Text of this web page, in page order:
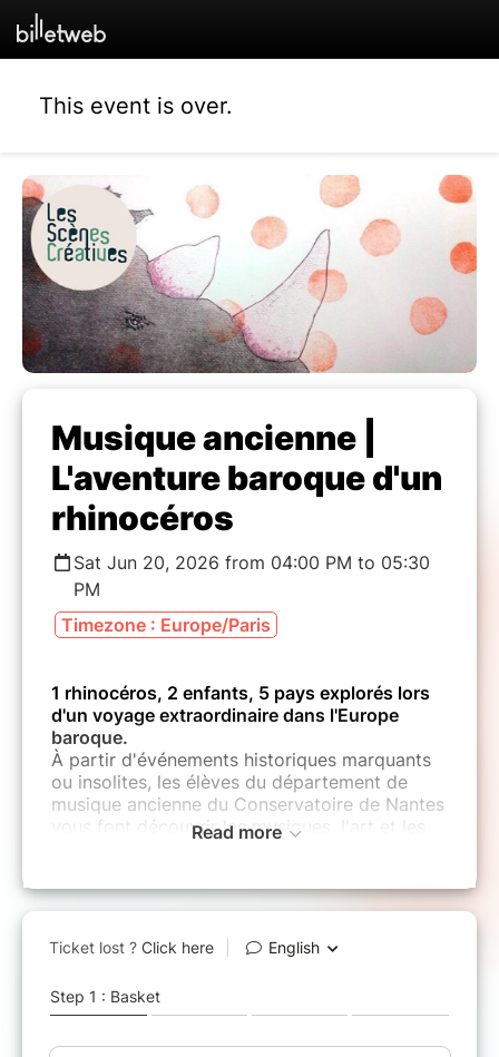
This event is over.
Musique ancienne |
L'aventure baroque d'un
rhinocéros
Sat Jun 20, 2026 from 04:00 PM to 05:30
PM
Timezone : Europe/Paris
1 rhinocéros, 2 enfants, 5 pays explorés lors
d'un voyage extraordinaire dans l'Europe
baroque.
À partir d'événements historiques marquants
ou insolites, les élèves du département de
musique ancienne du Conservatoire de Nantes
vous font découvrir les musiques, l'art et les
Venez découvrir l'étrange extraordinaire
spectacle créé par et avec la participation des
du Conservatoire de Nantes, en collaboration
avec le cursus voix et l'orchestre à cordes du
deuxième cycle.
Read more